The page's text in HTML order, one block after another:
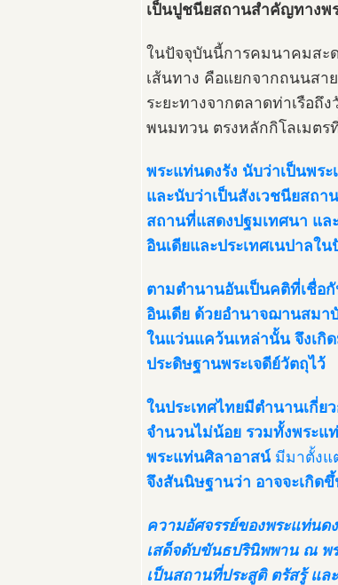
เป็นปูชนียสถานสำคัญทางพ
ในปัจจุบันนี้การคมนาคมสะ
เส้นทาง คือแยกจากถนนสา
ระยะทางจากตลาดท่าเรือถึ
พนมทวน ตรงหลักกิโลเมตร
พระแท่นดงรัง นับว่าเป็นพร
และนับว่าเป็นสังเวชนียสถ
สถานที่แสดงปฐมเทศนา แ
อินเดียและประเทศเนปาลใ
ตามตำนานอันเป็นคติที่เชื่อกั
อินเดีย ด้วยอำนาจฌานสมา
ในแว่นแคว้นเหล่านั้น จึงเกิ
ประดิษฐานพระเจดีย์วัตถุไว้
ในประเทศไทยมีตำนานเกี่ย
จำนวนไม่น้อย รวมทั้งพระแ
พระแท่นศิลาอาสน์มีมาตั้งแ
จึงสันนิษฐานว่า อาจจะเกิด
ความอัศจรรย์ของพระแท่นด
เสด็จดับขันธปรินิพพาน ณ พ
เป็นสถานที่ประสูติ ตรัสรู้ แ